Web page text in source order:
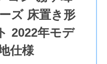
ズ 床置き形
2022年モデ
仕様